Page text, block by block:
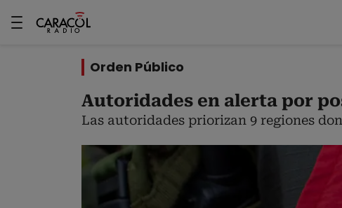
Orden Público
Autoridades en alerta por
Las autoridades priorizan 9 regiones